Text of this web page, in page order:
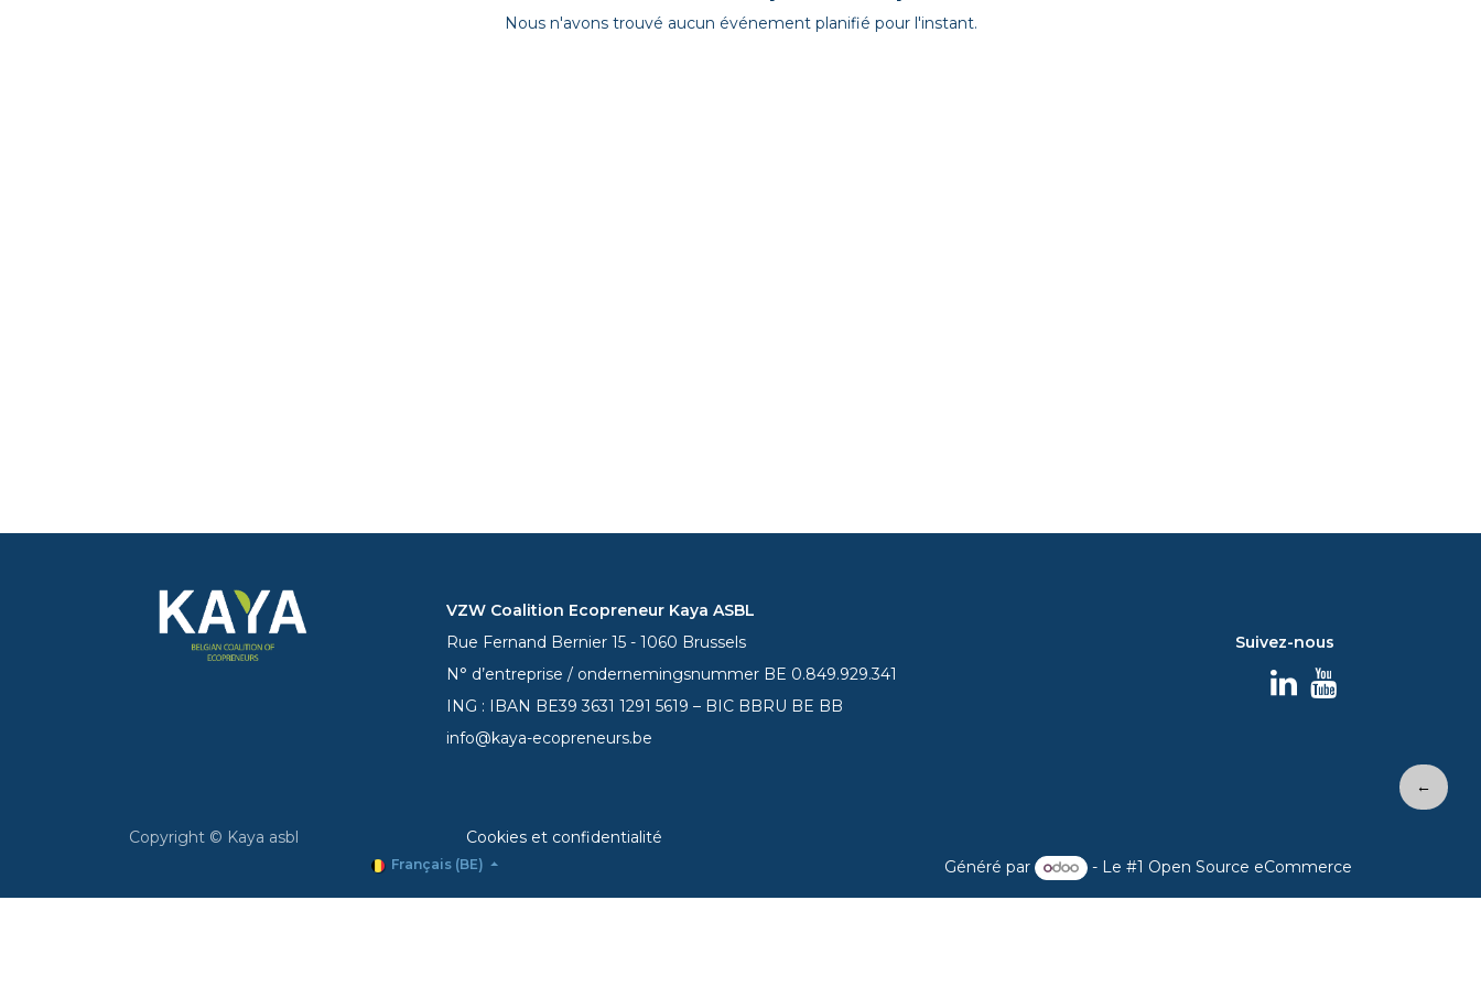
Nous n'avons trouvé aucun événement planifié pour l'instant.
Suivez-nous
←
VZW Coalition Ecopreneur Kaya ASBL
Rue Fernand Bernier 15 - 1060 Brussels
N° d’entreprise / ondernemingsnummer BE 0.849.929.341
ING : IBAN BE393631 1291 5619 – BIC BBRU BE BB
info@kaya-ecopreneurs.be
Copyright © Kaya asbl Cookies et confidentialité
Français (BE) Généré par - Le #1 Open Source eCommerce